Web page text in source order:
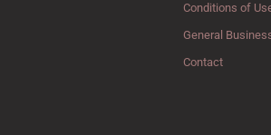
Conditions of
General
Contact